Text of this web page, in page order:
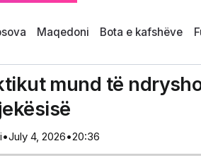
Maqedoni Bota e kafshëve
mund të
•July 4, 2026•20:36